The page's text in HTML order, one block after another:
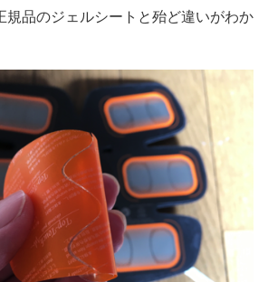
規品のジェルシートと殆ど違いがわか